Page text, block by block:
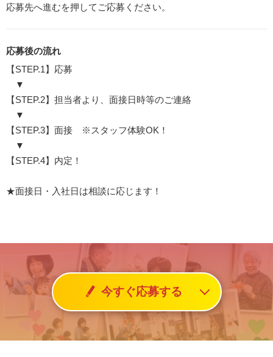
応募先へ進むを押してご応募ください。
応募後の流れ
【STEP.1】応募
▼
【STEP.2】担当者より、面接日時等のご連絡
▼
【STEP.3】面接 ※スタッフ体験OK！
▼
【STEP.4】内定！
★面接日・入社日は相談に応じます！
今すぐ応募する